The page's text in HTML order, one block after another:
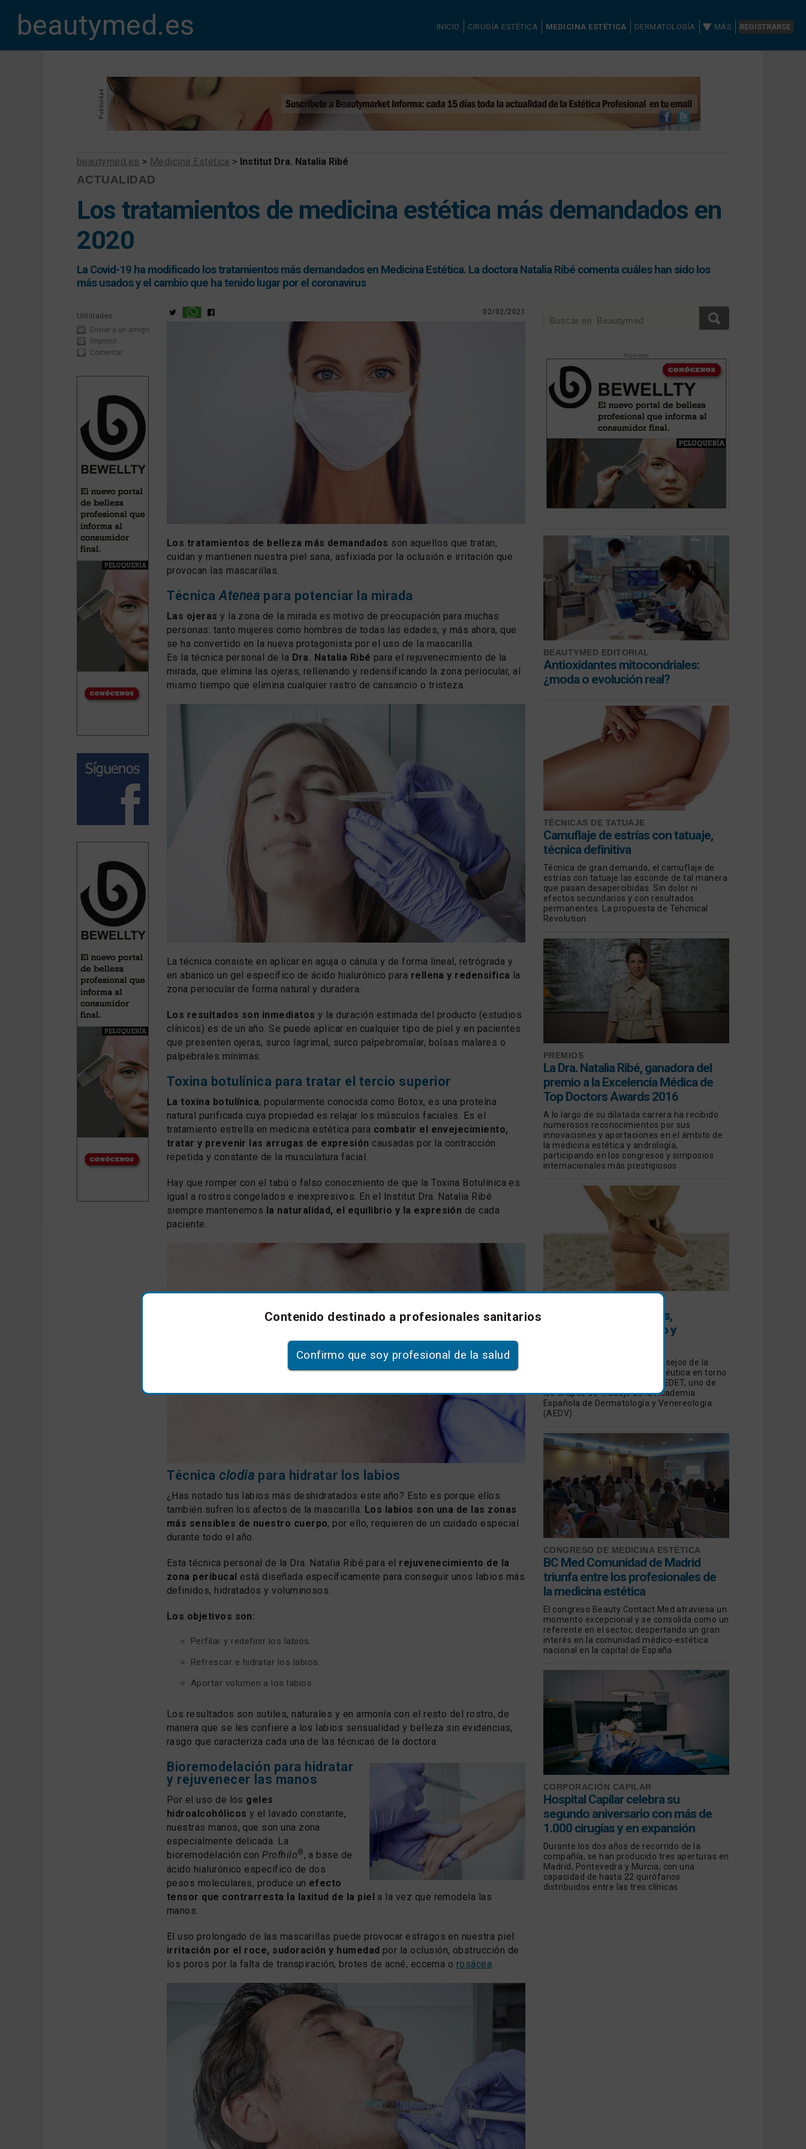
beautymed.es INICIO CIRUGÍA ESTÉTICA MEDICINA ESTÉTICA DERMATOLOGÍA MÁS REGISTRARSE
beautymed.es > Medicina Estética > Institut Dra. Natalia Ribé
ACTUALIDAD
Los tratamientos de medicina estética más demandados en
2020
La Covid-19 ha modificado los tratamientos más demandados en Medicina Estética. La doctora Natalia Ribé comenta cuáles han sido los
más usados y el cambio que ha tenido lugar por el coronavirus
Utilidades
Enviar a un amigo
Imprimir
Comentar
BEAUTYMED EDITORIAL
Antioxidantes mitocondriales:
¿moda o evolución real?
TÉCNICAS DE TATUAJE
Camuflaje de estrías con tatuaje,
técnica definitiva
Técnica de gran demanda, el camuflaje de
estrías con tatuaje las esconde de tal manera
que pasan desapercibidas. Sin dolor ni
efectos secundarios y con resultados
permanentes. La propuesta de Tehcnical
Revolution
PREMIOS
La Dra. Natalia Ribé, ganadora del
premio a la Excelencia Médica de
Top Doctors Awards 2016
A lo largo de su dilatada carrera ha recibido
numerosos reconocimientos por sus
innovaciones y aportaciones en el ámbito de
la medicina estética y andrología,
participando en los congresos y simposios
internacionales más prestigiosos
Todo sobre las manchas,
prevención, diagnóstico y
Revisamos las opiniones y consejos de la
Dermatología Estética y Terapéutica en torno
a las manchas de manos de GEDET, uno de
los Grupos de Trabajo de la Academia
Española de Dermatología y Venereología
(AEDV)
CONGRESO DE MEDICINA ESTÉTICA
BC Med Comunidad de Madrid
triunfa entre los profesionales de
la medicina estética
El congreso Beauty Contact Med atraviesa un
momento excepcional y se consolida como un
referente en el sector, despertando un gran
interés en la comunidad médico-estética
nacional en la capital de España
CORPORACIÓN CAPILAR
Hospital Capilar celebra su
segundo aniversario con más de
1.000 cirugías y en expansión
Durante los dos años de recorrido de la
compañía, se han producido tres aperturas en
Madrid, Pontevedra y Murcia, con una
capacidad de hasta 22 quirófanos
distribuidos entre las tres clínicas
02/02/2021
Los tratamientos de belleza más demandados son aquellos que tratan,
cuidan y mantienen nuestra piel sana, asfixiada por la oclusión e irritación que
provocan las mascarillas.
TécnicaAtenea para potenciar la mirada
Las ojeras y la zona de la mirada es motivo de preocupación para muchas
personas: tanto mujeres como hombres de todas las edades, y más ahora, que
se ha convertido en la nueva protagonista por el uso de la mascarilla.
Es la técnica personal de la Dra. Natalia Ribé para el rejuvenecimiento de la
mirada, que elimina las ojeras, rellenando y redensificando la zona periocular, al
mismo tiempo que elimina cualquier rastro de cansancio o tristeza.
La técnica consiste en aplicar en aguja o cánula y de forma lineal, retrógrada y
en abanico un gel específico de ácido hialurónico para rellena y redensifica la
zona periocular de forma natural y duradera.
Los resultados son inmediatos y la duración estimada del producto (estudios
clínicos) es de un año. Se puede aplicar en cualquier tipo de piel y en pacientes
que presenten ojeras, surco lagrimal, surco palpebromalar, bolsas malares o
palpebrales mínimas.
Toxina botulínica para tratar el tercio superior
La toxina botulínica, popularmente conocida como Botox, es una proteína
natural purificada cuya propiedad es relajar los músculos faciales. Es el
tratamiento estrella en medicina estética para combatir el envejecimiento,
tratar y prevenir las arrugas de expresión causadas por la contracción
repetida y constante de la musculatura facial.
Hay que romper con el tabú o falso conocimiento de que la Toxina Botulínica es
igual a rostros congelados e inexpresivos. En el Institut Dra. Natalia Ribé
siempre mantenemos la naturalidad, el equilibrio y la expresión de cada
paciente.
Técnica clodia para hidratar los labios
¿Has notado tus labios más deshidratados este año? Esto es porque ellos
también sufren los afectos de la mascarilla. Los labios son una de las zonas
más sensibles de nuestro cuerpo, por ello, requieren de un cuidado especial
durante todo el año.
Esta técnica personal de la Dra. Natalia Ribé para el rejuvenecimiento de la
zona peribucal está diseñada específicamente para conseguir unos labios más
definidos, hidratados y voluminosos.
Los objetivos son:
Perfilar y redefinir los labios.
Refrescar e hidratar los labios.
Aportar volumen a los labios.
Los resultados son sutiles, naturales y en armonía con el resto del rostro, de
manera que se les confiere a los labios sensualidad y belleza sin evidencias,
rasgo que caracteriza cada una de las técnicas de la doctora.
Bioremodelación para hidratar
y rejuvenecer las manos
Por el uso de los geles
hidroalcohólicos y el lavado constante,
nuestras manos, que son una zona
especialmente delicada. La
bioremodelación conProfhilo®, a base de
ácido hialurónico específico de dos
pesos moleculares, produce un efecto
tensor que contrarresta la laxitud de la piel a la vez que remodela las
manos.
El uso prolongado de las mascarillas puede provocar estragos en nuestra piel:
irritación por el roce, sudoración y humedad por la oclusión, obstrucción de
los poros por la falta de transpiración, brotes de acné, eccema o rosácea.
Contenido destinado a profesionales sanitarios
Confirmo que soy profesional de la salud